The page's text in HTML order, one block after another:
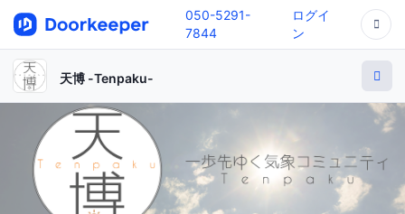
050-5291-
7844
ログイ
ン
天博 -Tenpaku-